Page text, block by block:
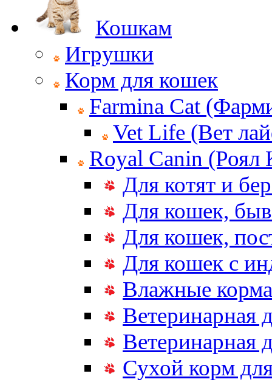
Кошкам
Игрушки
Корм для кошек
Farmina Cat
Vet Life (Вет
Royal Canin (Роял
Для котят и
Для кошек,
Для кошек,
Для кошек с
Влажные
Ветеринарная
Ветеринарная
Сухой корм